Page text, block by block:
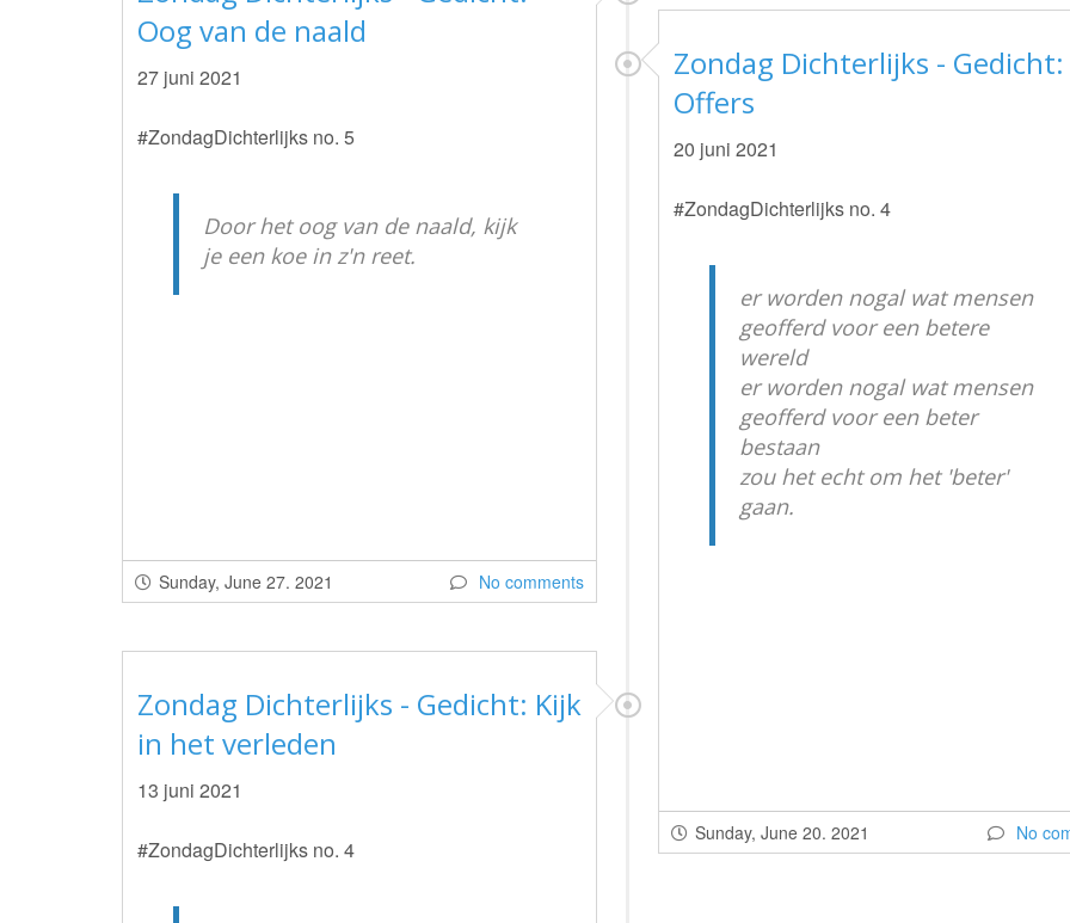
Oog van de naald
27 juni 2021
#ZondagDichterlijks no. 5
Door het oog van de naald, kijk
je een koe in z'n reet.
Sunday, June 27. 2021 No comments
Zondag Dichterlijks - Gedicht:
Offers
20 juni 2021
#ZondagDichterlijks no. 4
er worden nogal wat mensen
geofferd voor een betere
wereld
er worden nogal wat mensen
geofferd voor een beter
bestaan
zou het echt om het 'beter'
gaan.
Sunday, June 20. 2021 No
Zondag Dichterlijks - Gedicht: Kijk
in het verleden
13 juni 2021
#ZondagDichterlijks no. 4